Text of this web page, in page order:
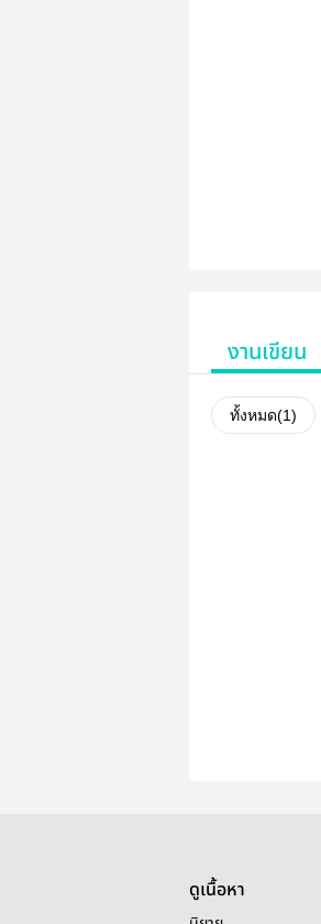
งานเขียน
ทั้งหมด(1)
ดูเนื้อหา